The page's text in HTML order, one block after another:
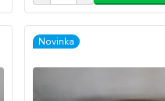
Novinka